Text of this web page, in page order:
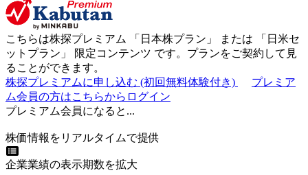
こちらは株探プレミアム 「 日本株プラン 」 または 「 日米セ
ットプラン 」 限定コンテンツ です。プランをご契約して見
ることができます。
株探プレミアムに申し込む (初回無料体験付き)
プレミア
ム会員の方はこちらからログイン
プレミアム会員になると...
株価情報をリアルタイムで提供
企業業績の表示期数を拡大